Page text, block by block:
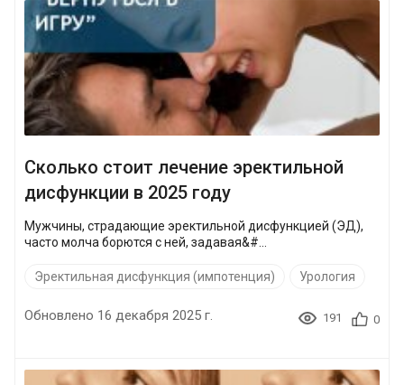
Сколько стоит лечение эректильной
дисфункции в 2025 году
Мужчины, страдающие эректильной дисфункцией (ЭД),
часто молча борются с ней, задавая&#...
Эректильная дисфункция (импотенция) Урология
Обновлено 16 декабря 2025 г. 191 0